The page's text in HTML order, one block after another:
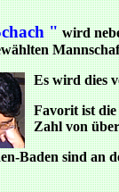
"wird
Es wird dies
Favorit ist die
Zahl von
Baden sind an